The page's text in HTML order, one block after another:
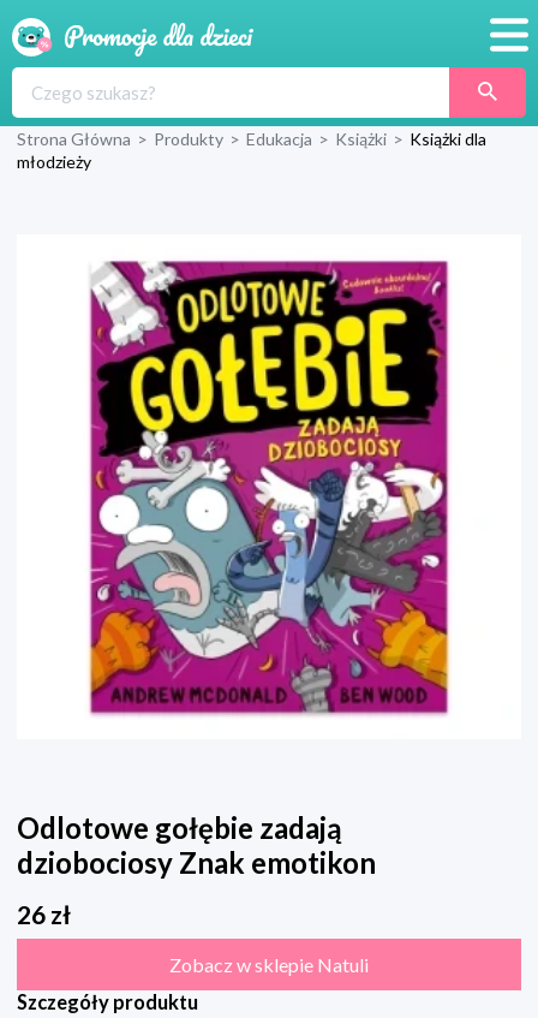
Produkty
Blog
Wyprawka
Strona Główna > Produkty > Edukacja > Książki > Książki dla
młodzieży
Odlotowe gołębie zadają
dziobociosy Znak emotikon
26 zł
Zobacz w sklepie Natuli
Szczegóły produktu